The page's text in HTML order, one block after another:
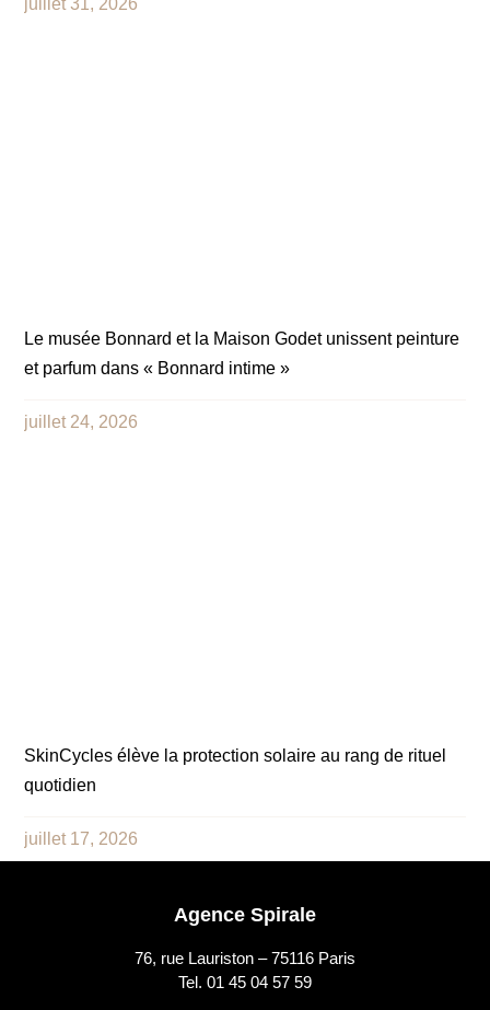
juillet 31, 2026
Le musée Bonnard et la Maison Godet unissent peinture
et parfum dans « Bonnard intime »
juillet 24, 2026
SkinCycles élève la protection solaire au rang de rituel
quotidien
juillet 17, 2026
Agence Spirale
76, rue Lauriston – 75116 Paris
Tel. 01 45 04 57 59